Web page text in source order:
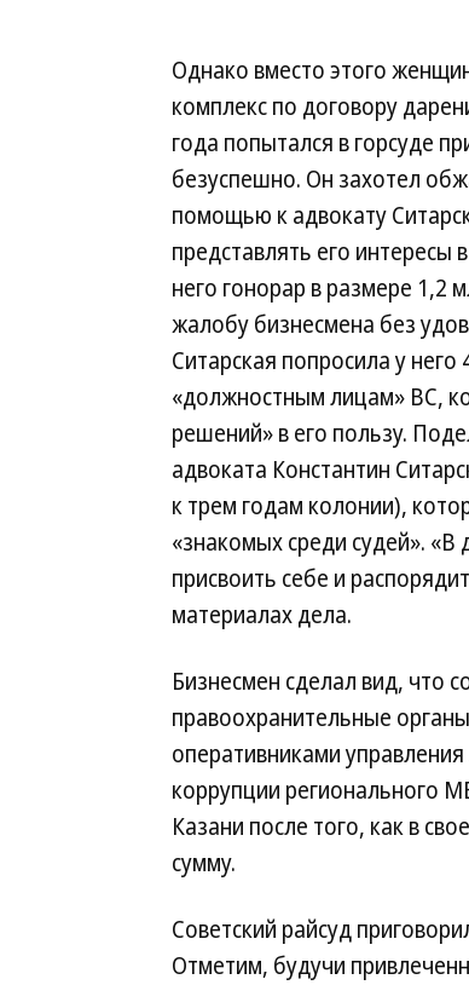
Однако вместо этого
комплекс по договору
года попытался в горсуде
безуспешно. Он захотел
помощью к адвокату
представлять его интересы
него гонорар в размере 1,2
жалобу бизнесмена без
Ситарская попросила у
«должностным лицам» ВС,
решений» в его пользу.
адвоката Константин
к трем годам колонии),
«знакомых среди судей». «В
присвоить себе и
материалах дела.
Бизнесмен сделал вид, что
правоохранительные
оперативниками
коррупции регионального
Казани после того, как в
сумму.
Советский райсуд
Отметим, будучи